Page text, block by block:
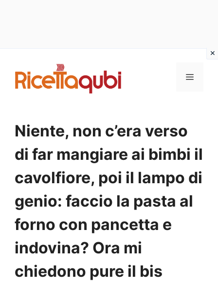
contenuto
MENU
Niente, non c’era verso
di far mangiare ai bimbi il
cavolfiore, poi il lampo di
genio: faccio la pasta al
forno con pancetta e
indovina? Ora mi
chiedono pure il bis